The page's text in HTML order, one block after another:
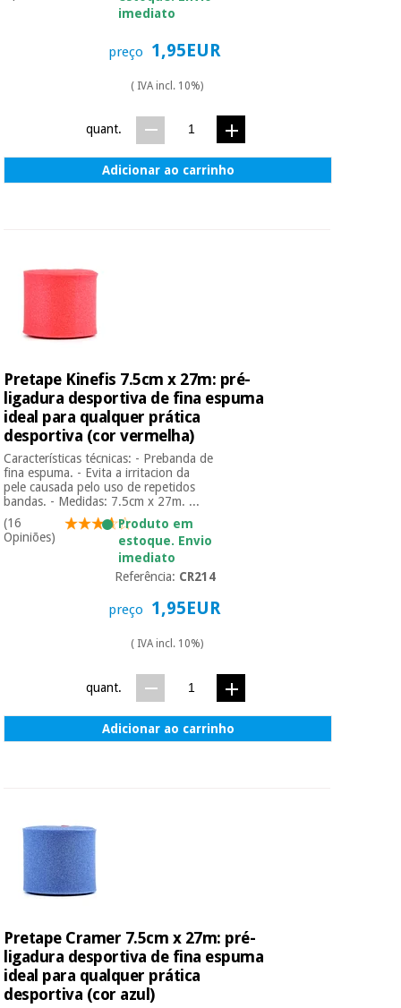
imediato
preço 1,95EUR
( IVA incl. 10%)
quant.
Adicionar ao carrinho
Pretape Kinefis 7.5cm x 27m: pré-
ligadura desportiva de fina espuma
ideal para qualquer prática
desportiva (cor vermelha)
Características técnicas: - Prebanda de
fina espuma. - Evita a irritacion da
pele causada pelo uso de repetidos
bandas. - Medidas: 7.5cm x 27m. ...
(16
Opiniões)
Produto em
estoque. Envio
imediato
Referência: CR214
preço 1,95EUR
( IVA incl. 10%)
quant.
Adicionar ao carrinho
Pretape Cramer 7.5cm x 27m: pré-
ligadura desportiva de fina espuma
ideal para qualquer prática
desportiva (cor azul)